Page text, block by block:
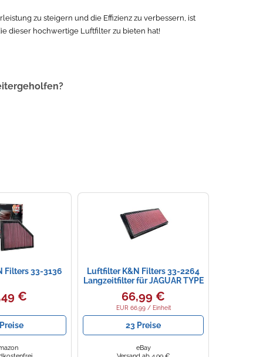
zu steigern und die Effizienz zu verbessern, ist
dieser hochwertige Luftfilter zu bieten hat!
Filters 33-3136
€
Luftfilter K&N Filters 33-2264
Langzeitfilter für JAGUAR TYPE
X400 1 Allrad
66,99 €
EUR 66,99 / Einheit
23 Preise
eBay